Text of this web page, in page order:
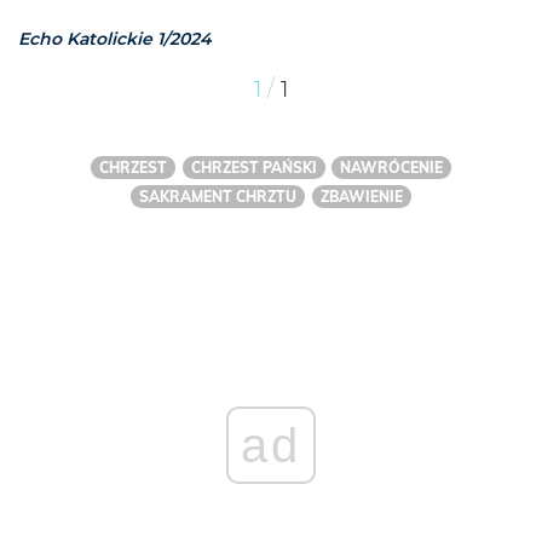
Echo Katolickie 1/2024
1 / 1
CHRZEST CHRZEST PAŃSKI
NAWRÓCENIE
SAKRAMENT CHRZTU
ZBAWIENIE
ad